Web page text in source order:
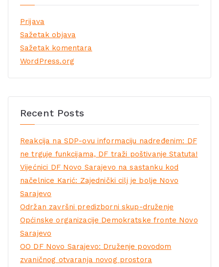
Prijava
Sažetak objava
Sažetak komentara
WordPress.org
Recent Posts
Reakcija na SDP-ovu informaciju nadređenim: DF
ne trguje funkcijama, DF traži poštivanje Statuta!
Vijećnici DF Novo Sarajevo na sastanku kod
načelnice Karić: Zajednički cilj je bolje Novo
Sarajevo
Održan završni predizborni skup-druženje
Općinske organizacije Demokratske fronte Novo
Sarajevo
OO DF Novo Sarajevo: Druženje povodom
zvaničnog otvaranja novog prostora